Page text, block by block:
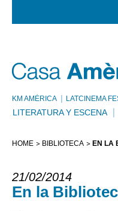
KM AMÈRICA LATCINEMA
LITERATURA Y ESCENA
HOME BIBLIOTECA EN LA
21/02/2014
En la